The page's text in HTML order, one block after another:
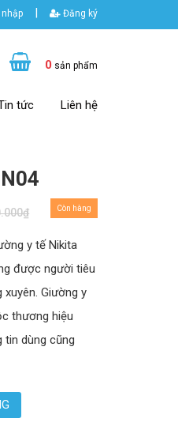
| Đăng ký
0 sản phẩm
tức Liên hệ
Còn hàng
y tế Nikita
được người tiêu
Giường y
thương hiệu
tin dùng cũng